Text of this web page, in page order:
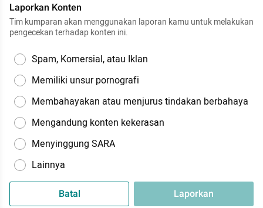
Laporkan Konten
Tim kumparan akan menggunakan laporan kamu untuk melakukan
pengecekan terhadap konten ini.
Spam, Komersial, atau Iklan
Memiliki unsur pornografi
Membahayakan atau menjurus tindakan berbahaya
Mengandung konten kekerasan
Menyinggung SARA
Lainnya
Batal Laporkan